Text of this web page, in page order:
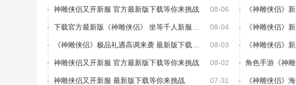
神雕侠侣又开新服 官方最新版下载等你来挑战 08-06
08-04
08-03
神雕侠侣又开新服 官方最新版下载等你来挑战 08-02
神雕侠侣又开新服 最新版下载等你来挑战 07-31